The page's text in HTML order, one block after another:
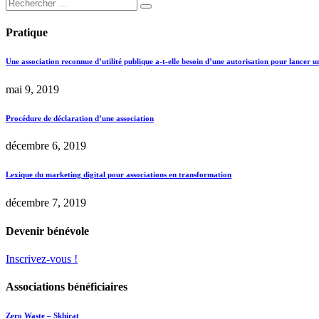
Pratique
Une association reconnue d’utilité publique a-t-elle besoin d’une autorisation pour lancer
mai 9, 2019
Procédure de déclaration d’une association
décembre 6, 2019
Lexique du marketing digital pour associations en transformation
décembre 7, 2019
Devenir bénévole
Inscrivez-vous !
Associations bénéficiaires
Zero Waste – Skhirat